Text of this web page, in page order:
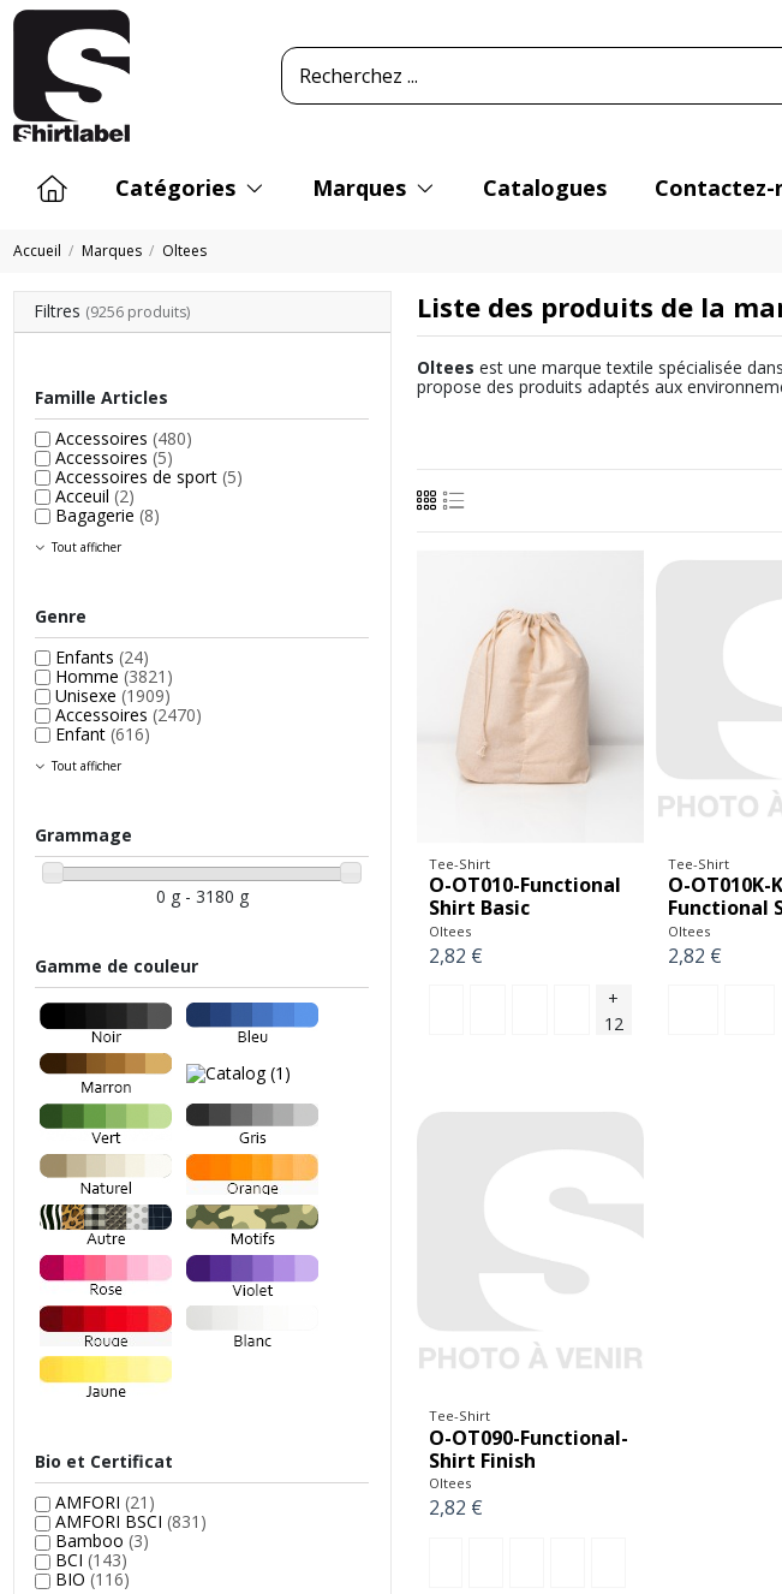
Catégories Marques Catalogues Contactez-
Accueil Marques Oltees
Liste des produits de la
Oltees est une marque textile spécialisée
propose des produits adaptés aux
Tee-Shirt
O-OT010-Functional
Shirt Basic
Oltees
2,82 €
+
12
Tee-Shirt
O-OT010K-
Functional
Oltees
2,82 €
Tee-Shirt
O-OT090-Functional-
Shirt Finish
Oltees
2,82 €
Filtres (9256 produits)
Famille Articles
Accessoires (480)
Accessoires (5)
Accessoires de sport (5)
Acceuil (2)
Bagagerie (8)
Tout afficher
Genre
Enfants (24)
Homme (3821)
Unisexe (1909)
Accessoires (2470)
Enfant (616)
Tout afficher
Grammage
0 g - 3180 g
Gamme de couleur
Bio et Certificat
AMFORI (21)
AMFORI BSCI (831)
Bamboo (3)
BCI (143)
BIO (116)